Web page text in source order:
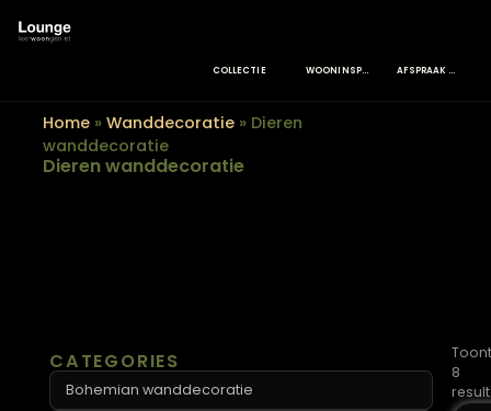
Home »Wanddecoratie»Dieren
wanddecoratie
CATEGORIES